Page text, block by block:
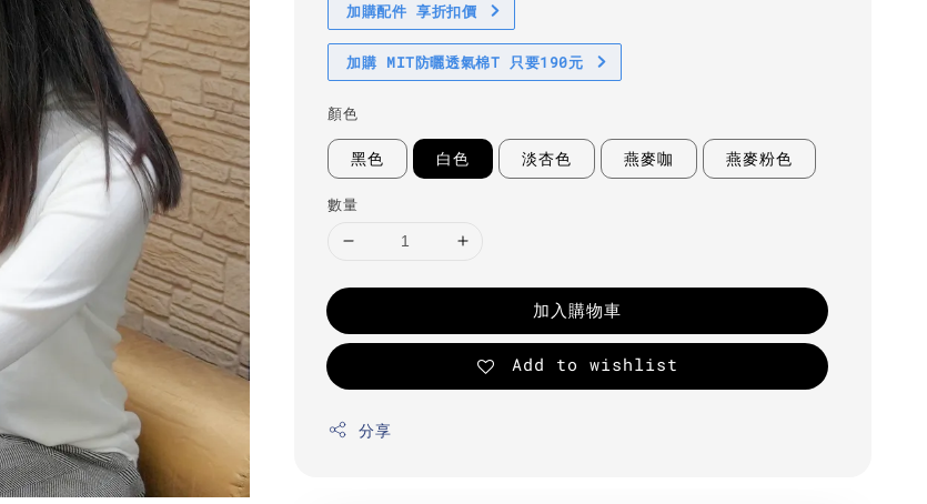
加購配件 享折扣價
加購 MIT防曬透氣棉T 只要190元
顏色
黑色 白色 淡杏色 燕麥咖 燕麥粉色
數量
加入購物車
Add to wishlist
分享